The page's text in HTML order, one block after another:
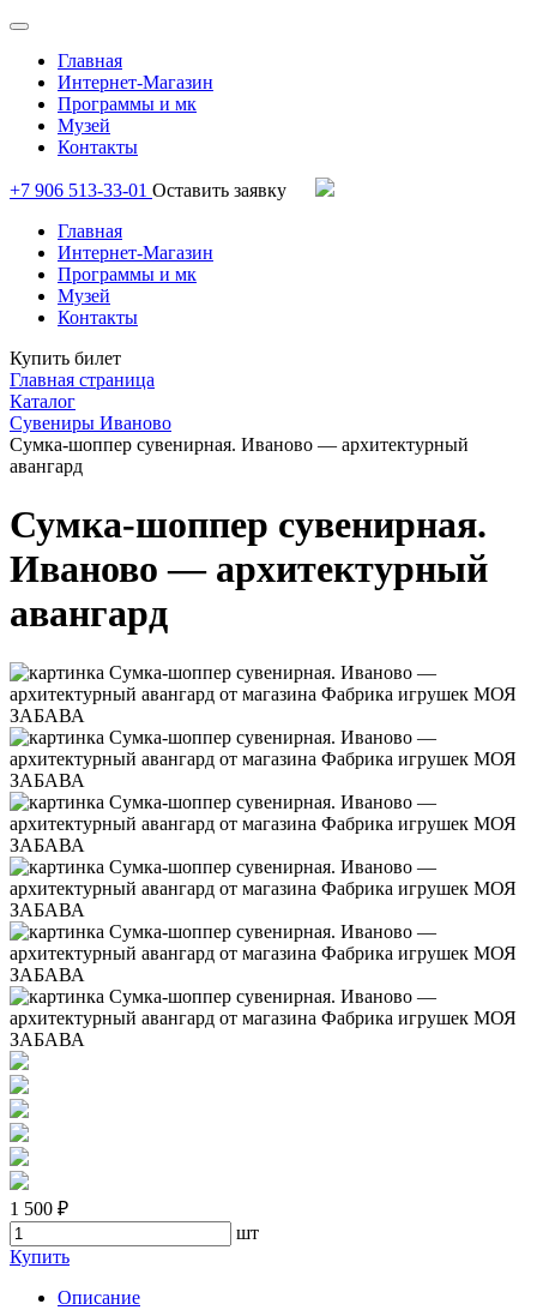
Главная
Интернет-Магазин
Программы и мк
Музей
Контакты
+7 906 513-33-01 Оставить заявку
Главная
Интернет-Магазин
Программы и мк
Музей
Контакты
Купить билет
Главная страница
Каталог
Сувениры Иваново
Сумка-шоппер сувенирная. Иваново — архитектурный
авангард
Сумка-шоппер сувенирная.
Иваново — архитектурный
авангард
1 500 ₽
шт
Купить
Описание